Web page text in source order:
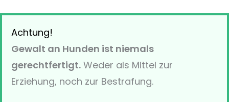
Achtung!
Gewalt an Hunden ist niemals
gerechtfertigt. Weder als Mittel zur
Erziehung, noch zur Bestrafung.